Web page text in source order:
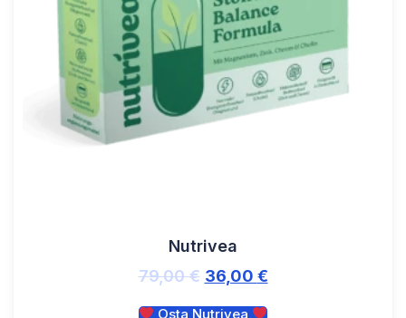
Nutrivea
79,00€ 36,00 €
Osta Nutrivea